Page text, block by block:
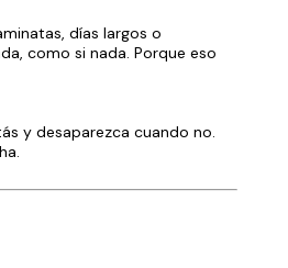
días largos o
como si nada. Porque eso
y desaparezca cuando no.